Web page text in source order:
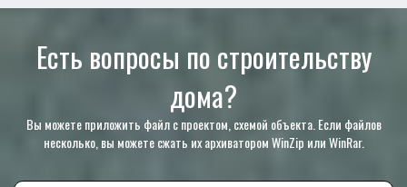
Есть вопросы по строительству
дома?
Вы можете приложить файл с проектом, схемой объекта. Если файлов
несколько, вы можете сжать их архиватором WinZip или WinRar.